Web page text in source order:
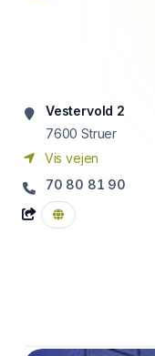
Vestervold 2
7600 Struer
Vis vejen
70 80 81 90